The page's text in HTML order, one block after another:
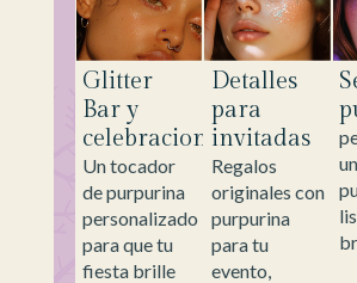
Glitter
Bar y
celebraciones
Un tocador
de purpurina
personalizado
para que tu
fiesta brille
Detalles
para
invitadas
Regalos
originales con
purpurina
para tu
evento,